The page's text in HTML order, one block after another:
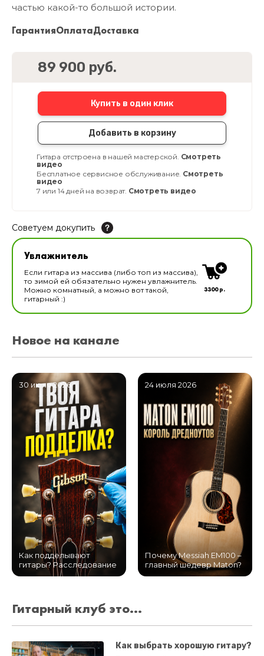
частью какой-то большой истории.
ГарантияОплатаДоставка
89 900 руб.
Купить в один клик
Добавить в корзину
Гитара отстроена в нашей мастерской. Смотреть
видео
Бесплатное сервисное обслуживание. Смотреть
видео
7 или 14 дней на возврат. Смотреть видео
Советуем докупить
Увлажнитель для музыкальных инструментов
В наличии
Увлажнитель
Если гитара из массива (либо топ из массива),
то зимой ей обязательно нужен увлажнитель.
Можно комнатный, а можно вот такой,
гитарный :)
3300 р.
Новое на канале
30 июля 2026
Как подделывают
гитары? Расследование
24 июля 2026
Почему Messiah EM100 –
главный шедевр Maton?
Гитарный клуб это...
Как выбрать хорошую гитару?